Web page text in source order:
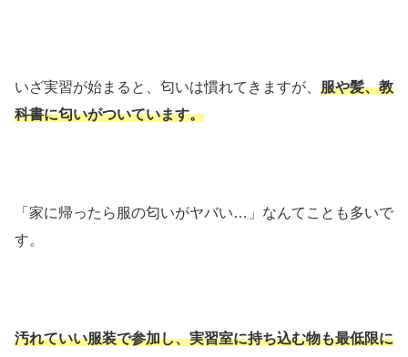
いざ実習が始まると、匂いは慣れてきますが、 服や髪、教
科書に匂いがついています。
「家に帰ったら服の匂いがヤバい…」なんてことも多いで
す。
汚れていい服装で参加し、実習室に持ち込む物も最低限に